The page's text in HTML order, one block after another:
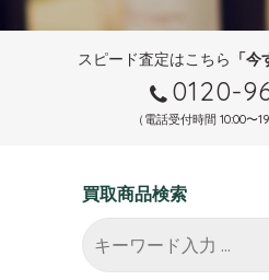
スピード査定はこちら 「
0120-
（電話受付時間 10:00〜
買取商品検索